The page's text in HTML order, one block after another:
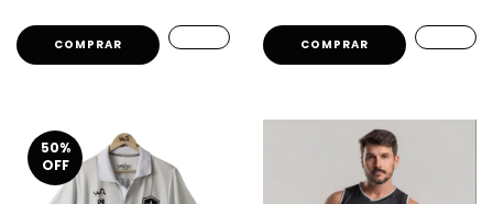
COMPRAR COMPRAR
50%
OFF